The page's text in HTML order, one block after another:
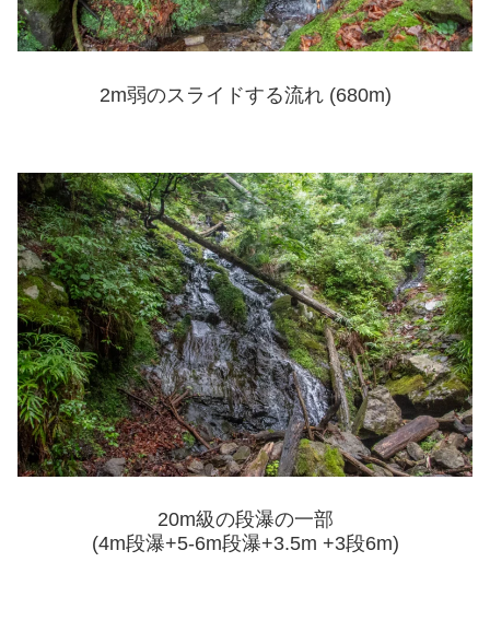
2m弱のスライドする流れ (680m)
20m級の段瀑の一部
(4m段瀑+5-6m段瀑+3.5m +3段6m)